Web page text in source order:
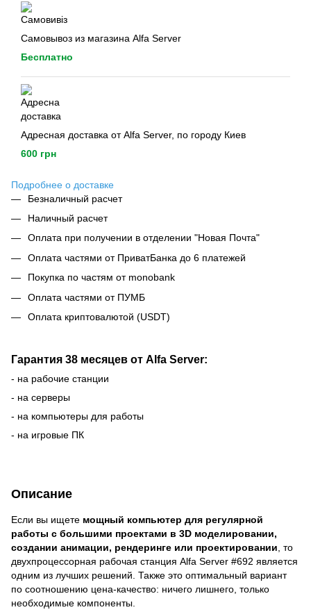
Самовывоз из магазина Alfa Server
Бесплатно
Адресная доставка от Alfa Server, по городу Киев
600 грн
Подробнее о доставке
Безналичный расчет
Наличный расчет
Оплата при получении в отделении "Новая Почта"
Оплата частями от ПриватБанка до 6 платежей
Покупка по частям от monobank
Оплата частями от ПУМБ
Оплата криптовалютой (USDT)
Гарантия 38 месяцев от Alfa Server:
- на рабочие станции
- на серверы
- на компьютеры для работы
- на игровые ПК
Описание
Если вы ищете мощный компьютер для регулярной
работы с большими проектами в 3D моделировании,
создании анимации, рендеринге или проектировании , то
двухпроцессорная рабочая станция Alfa Server #692 является
одним из лучших решений. Также это оптимальный вариант
по соотношению цена-качество: ничего лишнего, только
необходимые компоненты.